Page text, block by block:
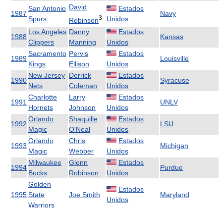
1987
San Antonio
Spurs
David
Robinson3
Estados
Unidos
Navy
1988
Los Angeles
Clippers
Danny
Manning
Estados
Unidos
Kansas
1989
Sacramento
Kings
Pervis
Ellison
Estados
Unidos
Louisville
1990
New Jersey
Nets
Derrick
Coleman
Estados
Unidos
Syracuse
1991
Charlotte
Hornets
Larry
Johnson
Estados
Unidos
UNLV
1992
Orlando
Magic
Shaquille
O'Neal
Estados
Unidos
LSU
1993
Orlando
Magic
Chris
Webber
Estados
Unidos
Michigan
1994
Milwaukee
Bucks
Glenn
Robinson
Estados
Unidos
Purdue
1995
Golden
State
Warriors
Joe Smith
Estados
Unidos
Maryland